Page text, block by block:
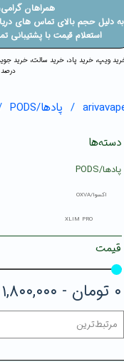
پادها/PODS
دسته‌ها
پادها/PODS
اکسوا/OXVA
XLIM PRO
قیمت
۰ تومان - ۱,۸۰۰,۰۰۰ تومان
مرتبط‌ترین
ویپ، خرید پاد، خرید سالت، خرید
درصد
​​همراهان
​​​​​​​به دلیل حجم بالای تماس های
استعلام قیمت با پشتیبانی